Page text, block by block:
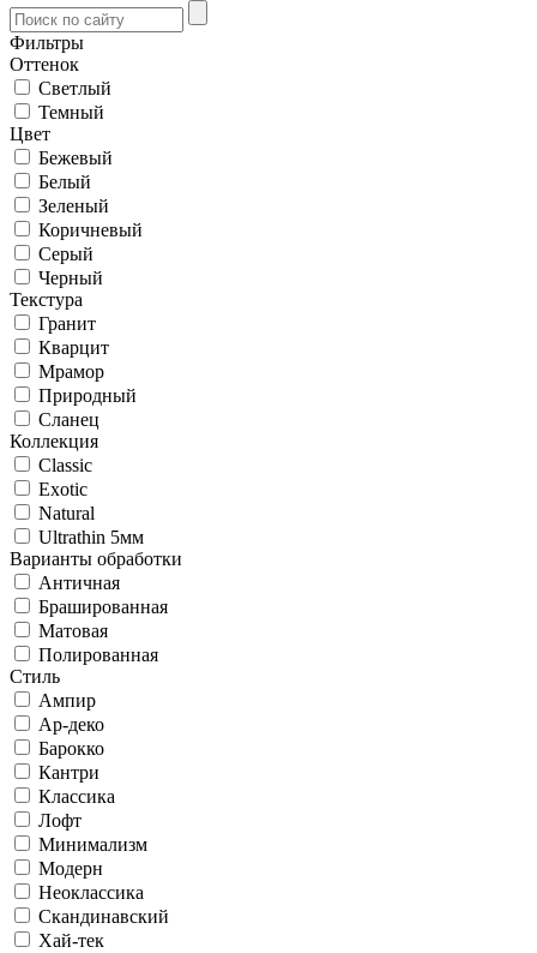
Фильтры
Оттенок
Светлый
Темный
Цвет
Бежевый
Белый
Зеленый
Коричневый
Серый
Черный
Текстура
Гранит
Кварцит
Мрамор
Природный
Сланец
Коллекция
Classic
Exotic
Natural
Ultrathin 5мм
Варианты обработки
Античная
Брашированная
Матовая
Полированная
Стиль
Ампир
Ар-деко
Барокко
Кантри
Классика
Лофт
Минимализм
Модерн
Неоклассика
Скандинавский
Хай-тек